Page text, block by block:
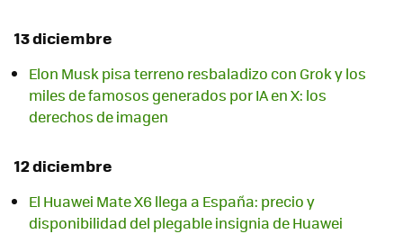
13 diciembre
Elon Musk pisa terreno resbaladizo con Grok y los
miles de famosos generados por IA en X: los
derechos de imagen
12 diciembre
El Huawei Mate X6 llega a España: precio y
disponibilidad del plegable insignia de Huawei